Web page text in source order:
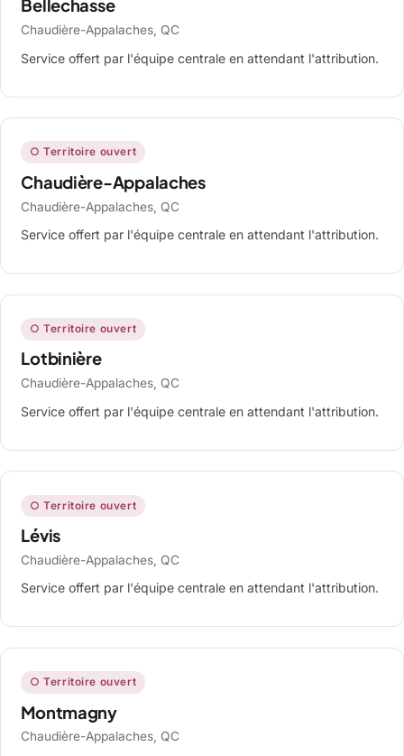
Bellechasse
Chaudière-Appalaches, QC
Service offert par l'équipe centrale en attendant l'attribution.
○ Territoire ouvert
Chaudière-Appalaches
Chaudière-Appalaches, QC
Service offert par l'équipe centrale en attendant l'attribution.
○ Territoire ouvert
Lotbinière
Chaudière-Appalaches, QC
Service offert par l'équipe centrale en attendant l'attribution.
○ Territoire ouvert
Lévis
Chaudière-Appalaches, QC
Service offert par l'équipe centrale en attendant l'attribution.
○ Territoire ouvert
Montmagny
Chaudière-Appalaches, QC